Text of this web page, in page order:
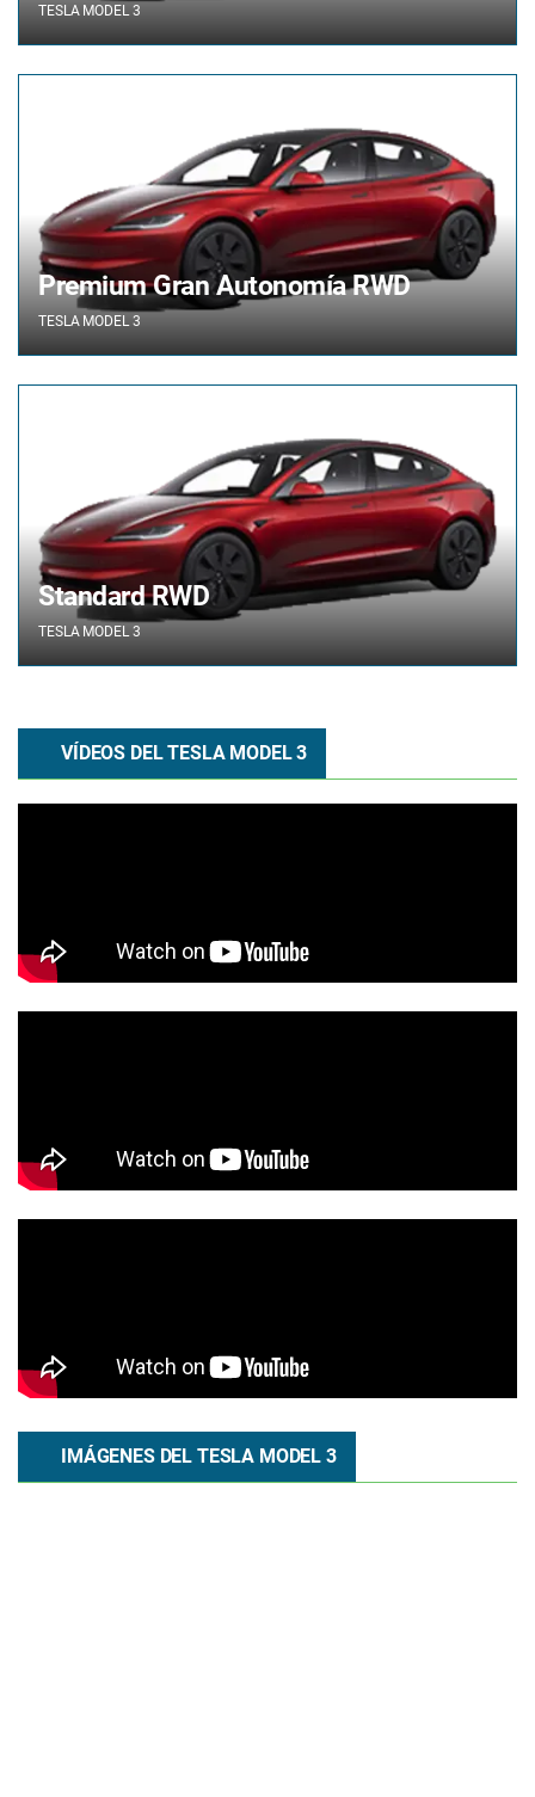
TESLA MODEL 3
TESLA MODEL 3
Premium Gran Autonomía RWD
TESLA MODEL 3
Standard RWD
VÍDEOS DEL TESLA MODEL 3
IMÁGENES DEL TESLA MODEL 3